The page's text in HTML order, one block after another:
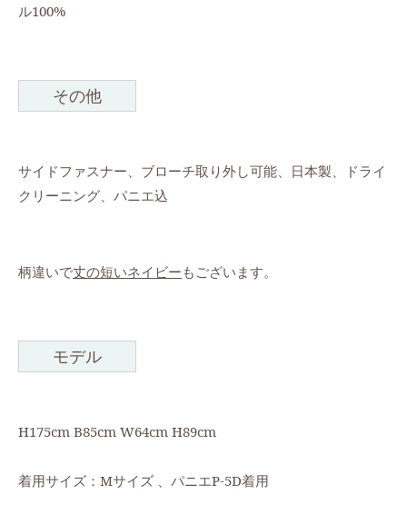
ル100%
その他
サイドファスナー、ブローチ取り外し可能、日本製、ドライ
クリーニング、パニエ込
柄違いで丈の短いネイビー もございます。
モデル
H175cm B85cm W64cm H89cm
着用サイズ：Mサイズ 、パニエP-5D着用